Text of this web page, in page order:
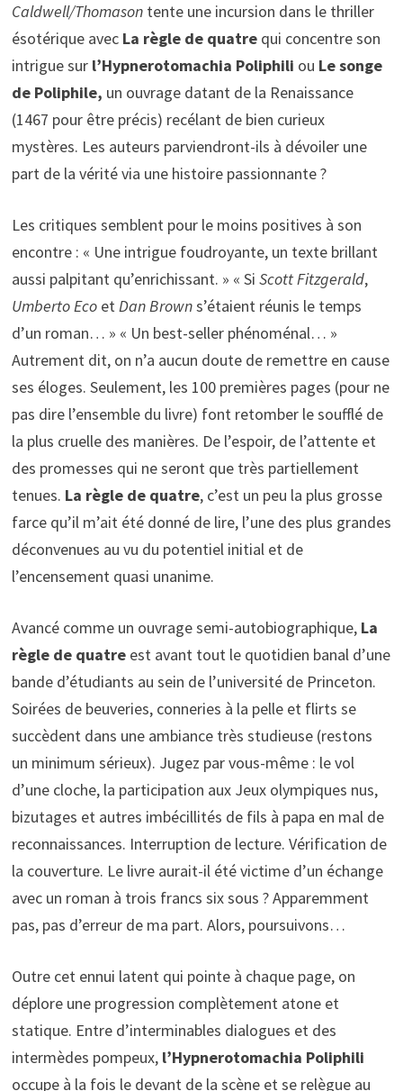
Caldwell/Thomasontente une incursion dans le thriller
ésotérique avec La règle de quatrequi concentre son
intrigue sur l’Hypnerotomachia Poliphili ou Le songe
de Poliphile, un ouvrage datant de la Renaissance
(1467 pour être précis) recélant de bien curieux
mystères. Les auteurs parviendront-ils à dévoiler une
part de la vérité via une histoire passionnante ?
Les critiques semblent pour le moins positives à son
encontre : « Une intrigue foudroyante, un texte brillant
aussi palpitant qu’enrichissant. » « Si Scott Fitzgerald,
Umberto EcoetDan Browns’étaient réunis le temps
d’un roman… » « Un best-seller phénoménal… »
Autrement dit, on n’a aucun doute de remettre en cause
ses éloges. Seulement, les 100 premières pages (pour ne
pas dire l’ensemble du livre) font retomber le soufflé de
la plus cruelle des manières. De l’espoir, de l’attente et
des promesses qui ne seront que très partiellement
tenues. La règle de quatre, c’est un peu la plus grosse
farce qu’il m’ait été donné de lire, l’une des plus grandes
déconvenues au vu du potentiel initial et de
l’encensement quasi unanime.
Avancé comme un ouvrage semi-autobiographique, La
règle de quatreest avant tout le quotidien banal d’une
bande d’étudiants au sein de l’université de Princeton.
Soirées de beuveries, conneries à la pelle et flirts se
succèdent dans une ambiance très studieuse (restons
un minimum sérieux). Jugez par vous-même : le vol
d’une cloche, la participation aux Jeux olympiques nus,
bizutages et autres imbécillités de fils à papa en mal de
reconnaissances. Interruption de lecture. Vérification de
la couverture. Le livre aurait-il été victime d’un échange
avec un roman à trois francs six sous ? Apparemment
pas, pas d’erreur de ma part. Alors, poursuivons…
Outre cet ennui latent qui pointe à chaque page, on
déplore une progression complètement atone et
statique. Entre d’interminables dialogues et des
intermèdes pompeux, l’Hypnerotomachia Poliphili
occupe à la fois le devant de la scène et se relègue au